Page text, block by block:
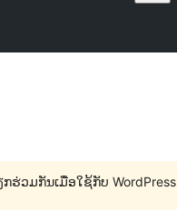
ວມກັນເມື່ອໃຊ້ກັບ WordPress